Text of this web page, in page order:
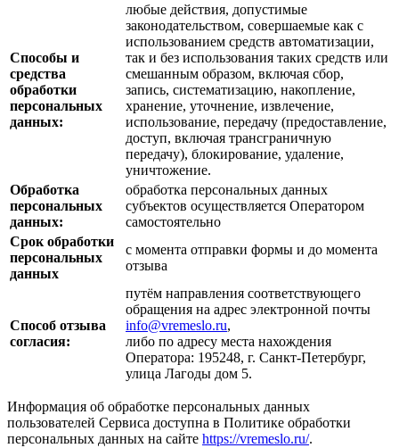
Способы и
средства
обработки
персональных
данных:
любые действия, допустимые
законодательством, совершаемые как с
использованием средств автоматизации,
так и без использования таких средств или
смешанным образом, включая сбор,
запись, систематизацию, накопление,
хранение, уточнение, извлечение,
использование, передачу (предоставление,
доступ, включая трансграничную
передачу), блокирование, удаление,
уничтожение.
Обработка
персональных
данных:
обработка персональных данных
субъектов осуществляется Оператором
самостоятельно
Срок обработки
персональных
данных
с момента отправки формы и до момента
отзыва
Способ отзыва
согласия:
путём направления соответствующего
обращения на адрес электронной почты
info@vremeslo.ru,
либо по адресу места нахождения
Оператора: 195248, г. Санкт-Петербург,
улица Лагоды дом 5.
Информация об обработке персональных данных
пользователей Сервиса доступна в Политике обработки
персональных данных на сайте https://vremeslo.ru/.